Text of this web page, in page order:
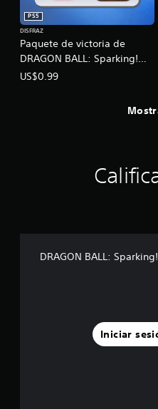
Paquete de victoria de
DRAGON BALL: Sparking!
ZERO
PS5
DISFRAZ
US$0.99
DRAGON BALL:
Iniciar